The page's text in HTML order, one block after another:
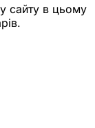
сайту в цьому